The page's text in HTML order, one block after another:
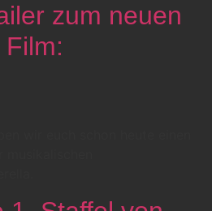
zum neuen